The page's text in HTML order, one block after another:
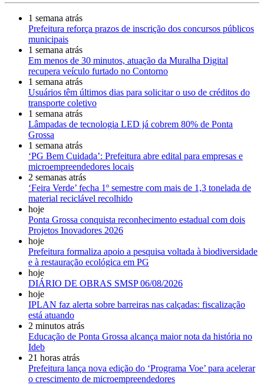
1 semana atrás
Prefeitura reforça prazos de inscrição dos concursos públicos
municipais
1 semana atrás
Em menos de 30 minutos, atuação da Muralha Digital
recupera veículo furtado no Contorno
1 semana atrás
Usuários têm últimos dias para solicitar o uso de créditos do
transporte coletivo
1 semana atrás
Lâmpadas de tecnologia LED já cobrem 80% de Ponta
Grossa
1 semana atrás
‘PG Bem Cuidada’: Prefeitura abre edital para empresas e
microempreendedores locais
2 semanas atrás
‘Feira Verde’ fecha 1º semestre com mais de 1,3 tonelada de
material reciclável recolhido
hoje
Ponta Grossa conquista reconhecimento estadual com dois
Projetos Inovadores 2026
hoje
Prefeitura formaliza apoio a pesquisa voltada à biodiversidade
e à restauração ecológica em PG
hoje
DIÁRIO DE OBRAS SMSP 06/08/2026
hoje
IPLAN faz alerta sobre barreiras nas calçadas: fiscalização
está atuando
2 minutos atrás
Educação de Ponta Grossa alcança maior nota da história no
Ideb
21 horas atrás
Prefeitura lança nova edição do ‘Programa Voe’ para acelerar
o crescimento de microempreendedores